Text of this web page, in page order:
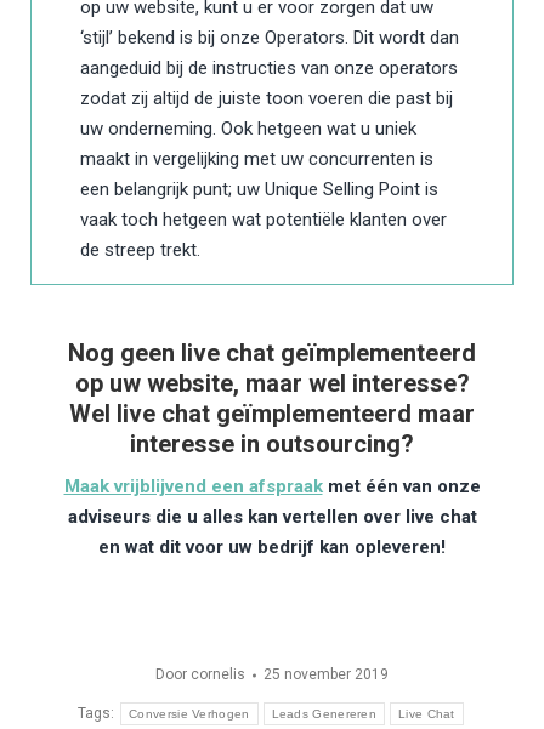
op uw website, kunt u er voor zorgen dat uw
‘stijl’ bekend is bij onze Operators. Dit wordt dan
aangeduid bij de instructies van onze operators
zodat zij altijd de juiste toon voeren die past bij
uw onderneming. Ook hetgeen wat u uniek
maakt in vergelijking met uw concurrenten is
een belangrijk punt; uw Unique Selling Point is
vaak toch hetgeen wat potentiële klanten over
de streep trekt.
Nog geen live chat geïmplementeerd
op uw website, maar wel interesse?
Wel live chat geïmplementeerd maar
interesse in outsourcing?
Maak vrijblijvend een afspraakmet één van onze
adviseurs die u alles kan vertellen over live chat
en wat dit voor uw bedrijf kan opleveren!
Door cornelis 25 november 2019
Tags: Conversie Verhogen Leads Genereren Live Chat